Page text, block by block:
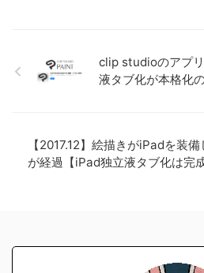
clip studioのアプ
液タブ化が本格化
【2017.12】絵描きがiPadを装
が経過【iPad独立液タブ化は完